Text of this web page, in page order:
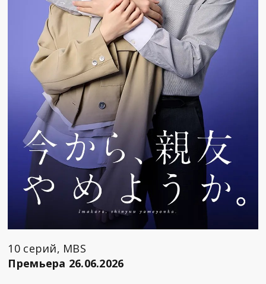
10 серий, MBS
Премьера 26.06.2026